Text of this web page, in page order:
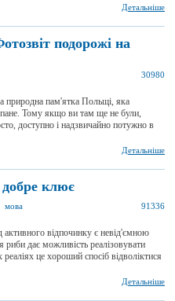
Детальніше
подорожі на
30980
природна пам'ятка Польщі, яка
Тому якщо ви там ще не були,
доступно і надзвичайно потужно в
Детальніше
добре клює
мова 91336
відпочинку є невід'ємною
дає можливість реалізовувати
це хороший спосіб відволіктися
Детальніше